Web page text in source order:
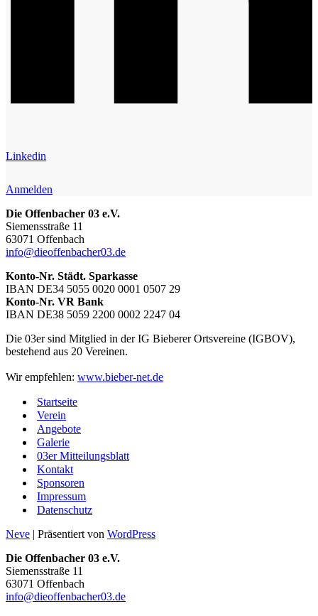
Linkedin
Anmelden
Die Offenbacher 03 e.V.
Siemensstraße 11
63071 Offenbach
info@dieoffenbacher03.de
Konto-Nr. Städt. Sparkasse
IBAN DE34 5055 0020 0001 0507 29
Konto-Nr. VR Bank
IBAN DE38 5059 2200 0002 2247 04
Die 03er sind Mitglied in der IG Bieberer Ortsvereine (IGBOV),
bestehend aus 20 Vereinen.
Wir empfehlen: www.bieber-net.de
Startseite
Verein
Angebote
Galerie
03er Mitteilungsblatt
Kontakt
Sponsoren
Impressum
Datenschutz
Neve | Präsentiert von WordPress
Die Offenbacher 03 e.V.
Siemensstraße 11
63071 Offenbach
info@dieoffenbacher03.de